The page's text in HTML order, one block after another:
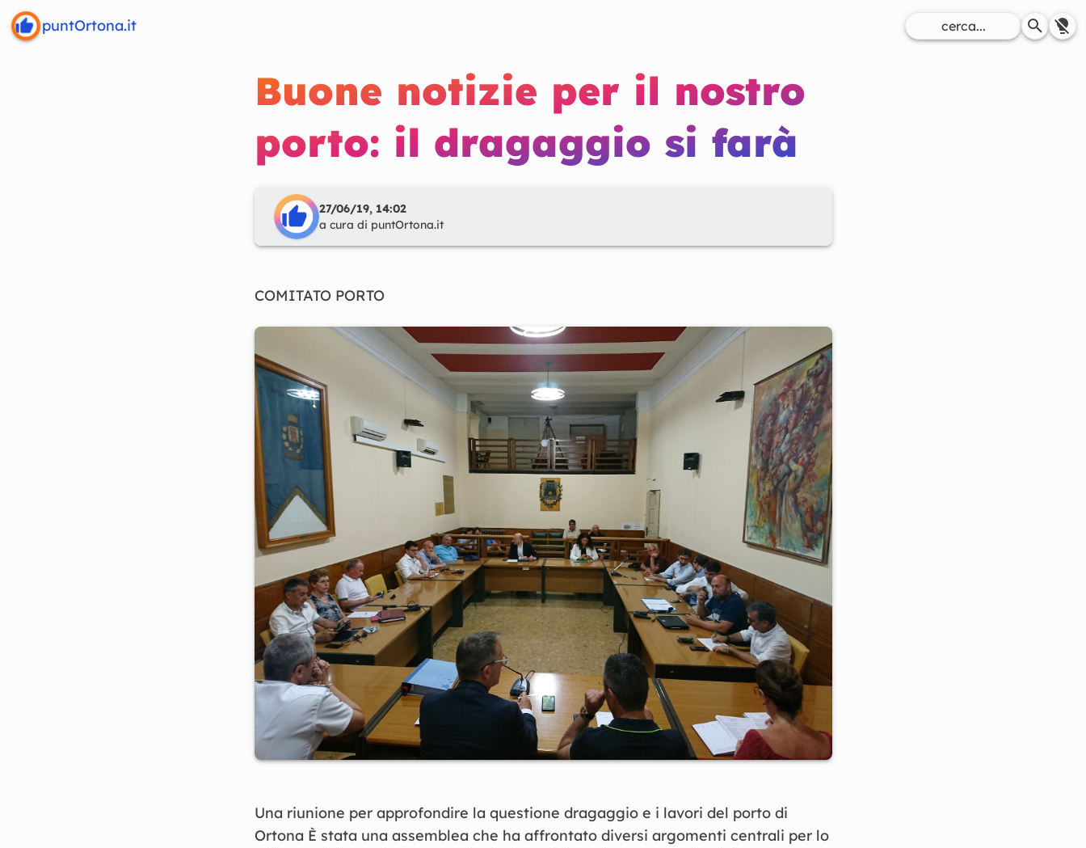
Buone notizie per il nostro
porto: il dragaggio si farà
27/06/19, 14:02
a cura di puntOrtona.it
COMITATO PORTO
Una riunione per approfondire la questione dragaggio e i lavori del porto di
Ortona È stata una assemblea che ha affrontato diversi argomenti centrali per lo
puntOrtona.it